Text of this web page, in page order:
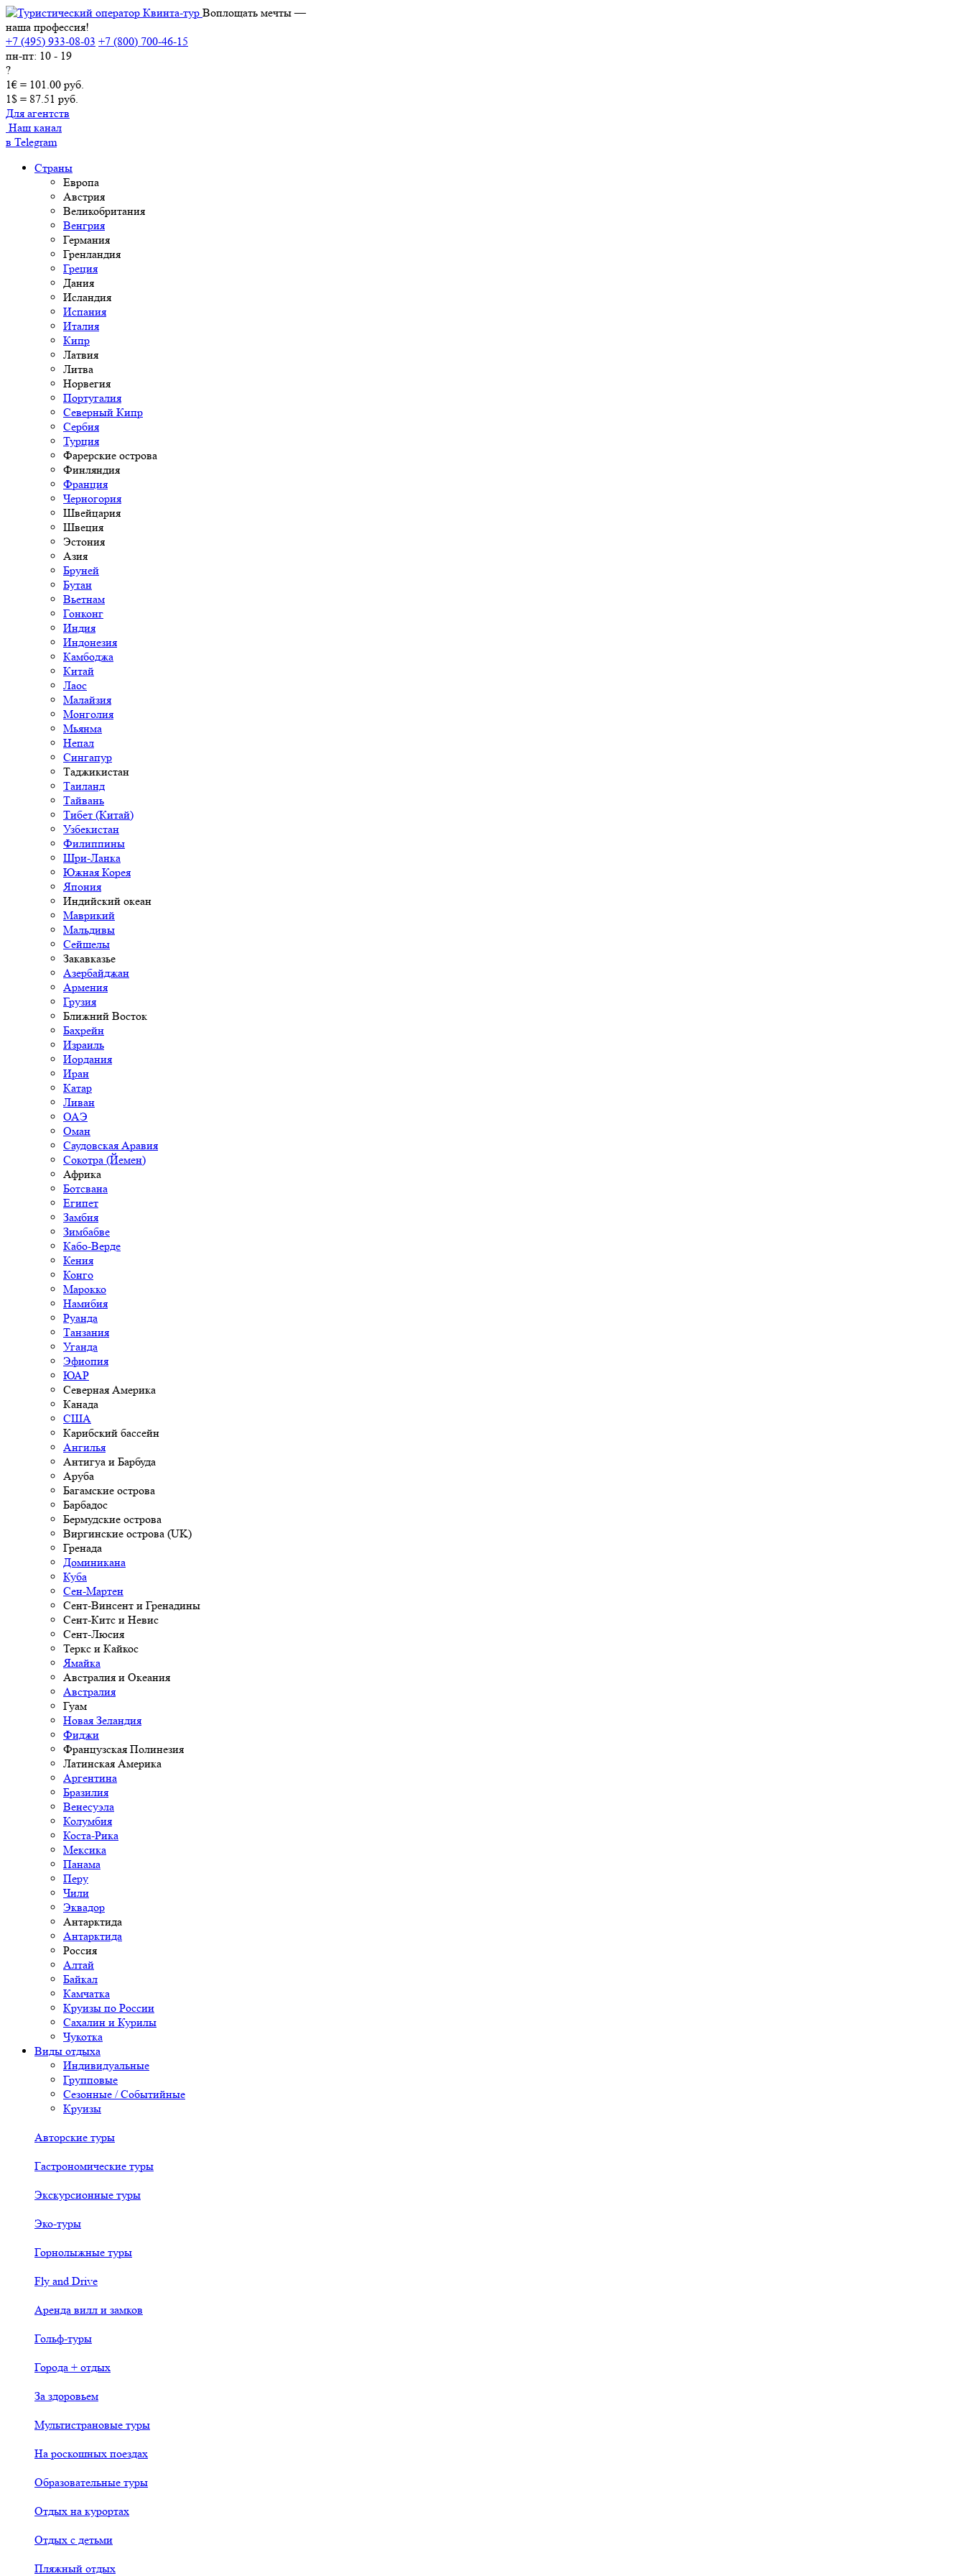
Воплощать мечты —
наша профессия!
+7 (495) 933-08-03 +7 (800) 700-46-15
пн-пт: 10 - 19
?
1€ = 101.00 руб.
1$ = 87.51 руб.
Для агентств
Наш канал
в Telegram
Страны
Европа
Австрия
Великобритания
Венгрия
Германия
Гренландия
Греция
Дания
Исландия
Испания
Италия
Кипр
Латвия
Литва
Норвегия
Португалия
Северный Кипр
Сербия
Турция
Фарерские острова
Финляндия
Франция
Черногория
Швейцария
Швеция
Эстония
Азия
Бруней
Бутан
Вьетнам
Гонконг
Индия
Индонезия
Камбоджа
Китай
Лаос
Малайзия
Монголия
Мьянма
Непал
Сингапур
Таджикистан
Таиланд
Тайвань
Тибет (Китай)
Узбекистан
Филиппины
Шри-Ланка
Южная Корея
Япония
Индийский океан
Маврикий
Мальдивы
Сейшелы
Закавказье
Азербайджан
Армения
Грузия
Ближний Восток
Бахрейн
Израиль
Иордания
Иран
Катар
Ливан
ОАЭ
Оман
Саудовская Аравия
Сокотра (Йемен)
Африка
Ботсвана
Египет
Замбия
Зимбабве
Кабо-Верде
Кения
Конго
Марокко
Намибия
Руанда
Танзания
Уганда
Эфиопия
ЮАР
Северная Америка
Канада
США
Карибский бассейн
Ангилья
Антигуа и Барбуда
Аруба
Багамские острова
Барбадос
Бермудские острова
Виргинские острова (UK)
Гренада
Доминикана
Куба
Сен-Мартен
Сент-Винсент и Гренадины
Сент-Китс и Невис
Сент-Люсия
Теркс и Кайкос
Ямайка
Австралия и Океания
Австралия
Гуам
Новая Зеландия
Фиджи
Французская Полинезия
Латинская Америка
Аргентина
Бразилия
Венесуэла
Колумбия
Коста-Рика
Мексика
Панама
Перу
Чили
Эквадор
Антарктида
Антарктида
Россия
Алтай
Байкал
Камчатка
Круизы по России
Сахалин и Курилы
Чукотка
Виды отдыха
Индивидуальные
Групповые
Сезонные / Событийные
Круизы
Авторские туры
Гастрономические туры
Экскурсионные туры
Эко-туры
Горнолыжные туры
Fly and Drive
Аренда вилл и замков
Гольф-туры
Города + отдых
За здоровьем
Мультистрановые туры
На роскошных поездах
Образовательные туры
Отдых на курортах
Отдых с детьми
Пляжный отдых